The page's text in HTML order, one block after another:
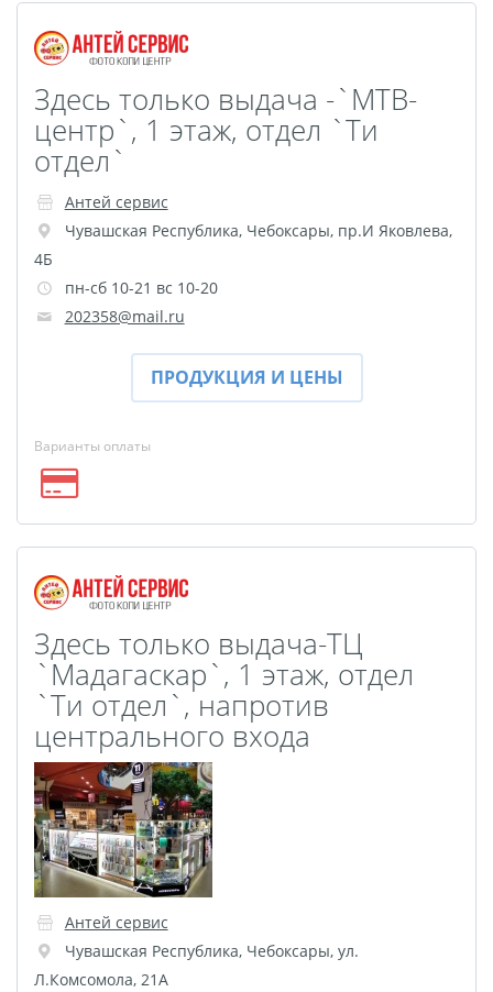
Фотодневник
Оживающие
фотографии
Перекидной на
подставке
Спортивные бутылки
Мини-стелла
Фото на пенокартоне в
стиле love
Маска с принтом
Оживающие
фотографии
Оживающая футболка
Оживающий магнит
Оживающий брелок
Оживающая подушка
Оживающая детская
метрика
Оживающая открытка
Оживающий
фотоколлаж
Оживающий
бессмертный полк
Оживающие грамоты
Оживающий пазл
Оживающий фотокубик
Оживающая тарелка
Здесь только выдача -`МТВ-
центр`, 1 этаж, отдел `Ти
отдел`
Антей сервис
Чувашская Республика, Чебоксары, пр.И Яковлева,
4Б
пн-сб 10-21 вс 10-20
202358@mail.ru
ПРОДУКЦИЯ И ЦЕНЫ
Варианты оплаты
Здесь только выдача-ТЦ
`Мадагаскар`, 1 этаж, отдел
`Tи отдел`, напротив
центрального входа
Антей сервис
Чувашская Республика, Чебоксары, ул.
Л.Комсомола, 21А